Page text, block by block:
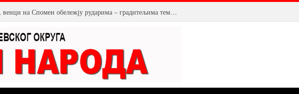
У Костолцу, венци на Спомен обележју рударима – градитељима темеља будућности